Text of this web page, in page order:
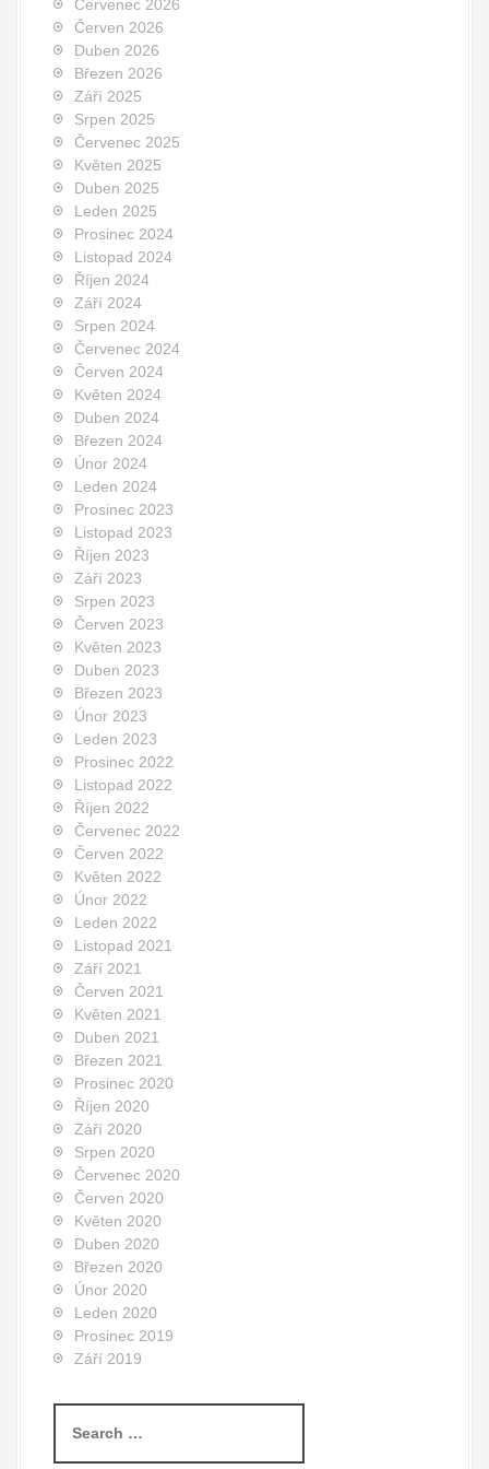
Červenec 2026
Červen 2026
Duben 2026
Březen 2026
Září 2025
Srpen 2025
Červenec 2025
Květen 2025
Duben 2025
Leden 2025
Prosinec 2024
Listopad 2024
Říjen 2024
Září 2024
Srpen 2024
Červenec 2024
Červen 2024
Květen 2024
Duben 2024
Březen 2024
Únor 2024
Leden 2024
Prosinec 2023
Listopad 2023
Říjen 2023
Září 2023
Srpen 2023
Červen 2023
Květen 2023
Duben 2023
Březen 2023
Únor 2023
Leden 2023
Prosinec 2022
Listopad 2022
Říjen 2022
Červenec 2022
Červen 2022
Květen 2022
Únor 2022
Leden 2022
Listopad 2021
Září 2021
Červen 2021
Květen 2021
Duben 2021
Březen 2021
Prosinec 2020
Říjen 2020
Září 2020
Srpen 2020
Červenec 2020
Červen 2020
Květen 2020
Duben 2020
Březen 2020
Únor 2020
Leden 2020
Prosinec 2019
Září 2019
a